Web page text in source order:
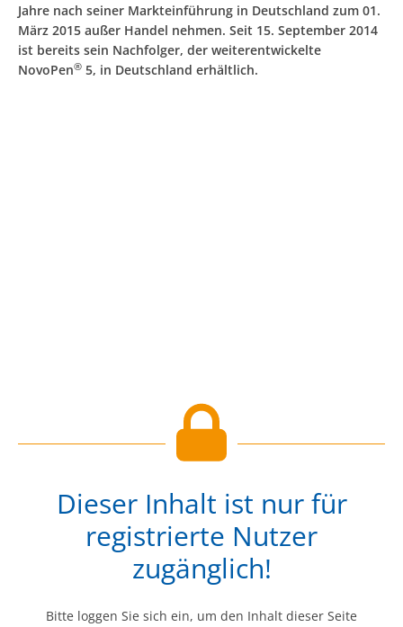
Jahre nach seiner Markteinführung in Deutschland zum 01.
März 2015 außer Handel nehmen. Seit 15. September 2014
ist bereits sein Nachfolger, der weiterentwickelte
NovoPen® 5, in Deutschland erhältlich.
Dieser Inhalt ist nur für
registrierte Nutzer
zugänglich!
Bitte loggen Sie sich ein, um den Inhalt dieser Seite